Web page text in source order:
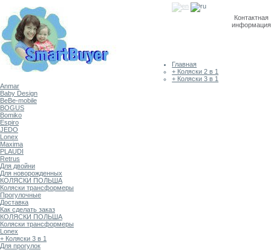
Контактная
информация
Главная
+ Коляски 2 в 1
+ Коляски 3 в 1
Anmar
Baby Design
BeBe-mobile
BOGUS
Bomiko
Espiro
JEDO
Lonex
Maxima
PLAUDI
Retrus
Для двойни
Для новорожденных
КОЛЯСКИ ПОЛЬША
Коляски трансформеры
Прогулочные
Доставка
Как сделать заказ
КОЛЯСКИ ПОЛЬША
Коляски трансформеры
Lonex
+ Коляски 3 в 1
Для прогулок